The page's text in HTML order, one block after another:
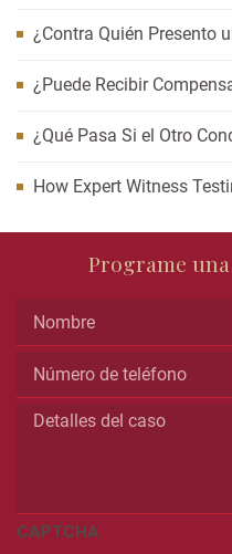
Programe
CAPTCHA
This
field
for
validation
be
left
¿Contra Quién Presento
¿Puede Recibir
¿Qué Pasa Si el Otro
How Expert Witness